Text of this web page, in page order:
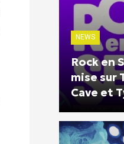
NEWS
Rock en
mise sur
Cave et